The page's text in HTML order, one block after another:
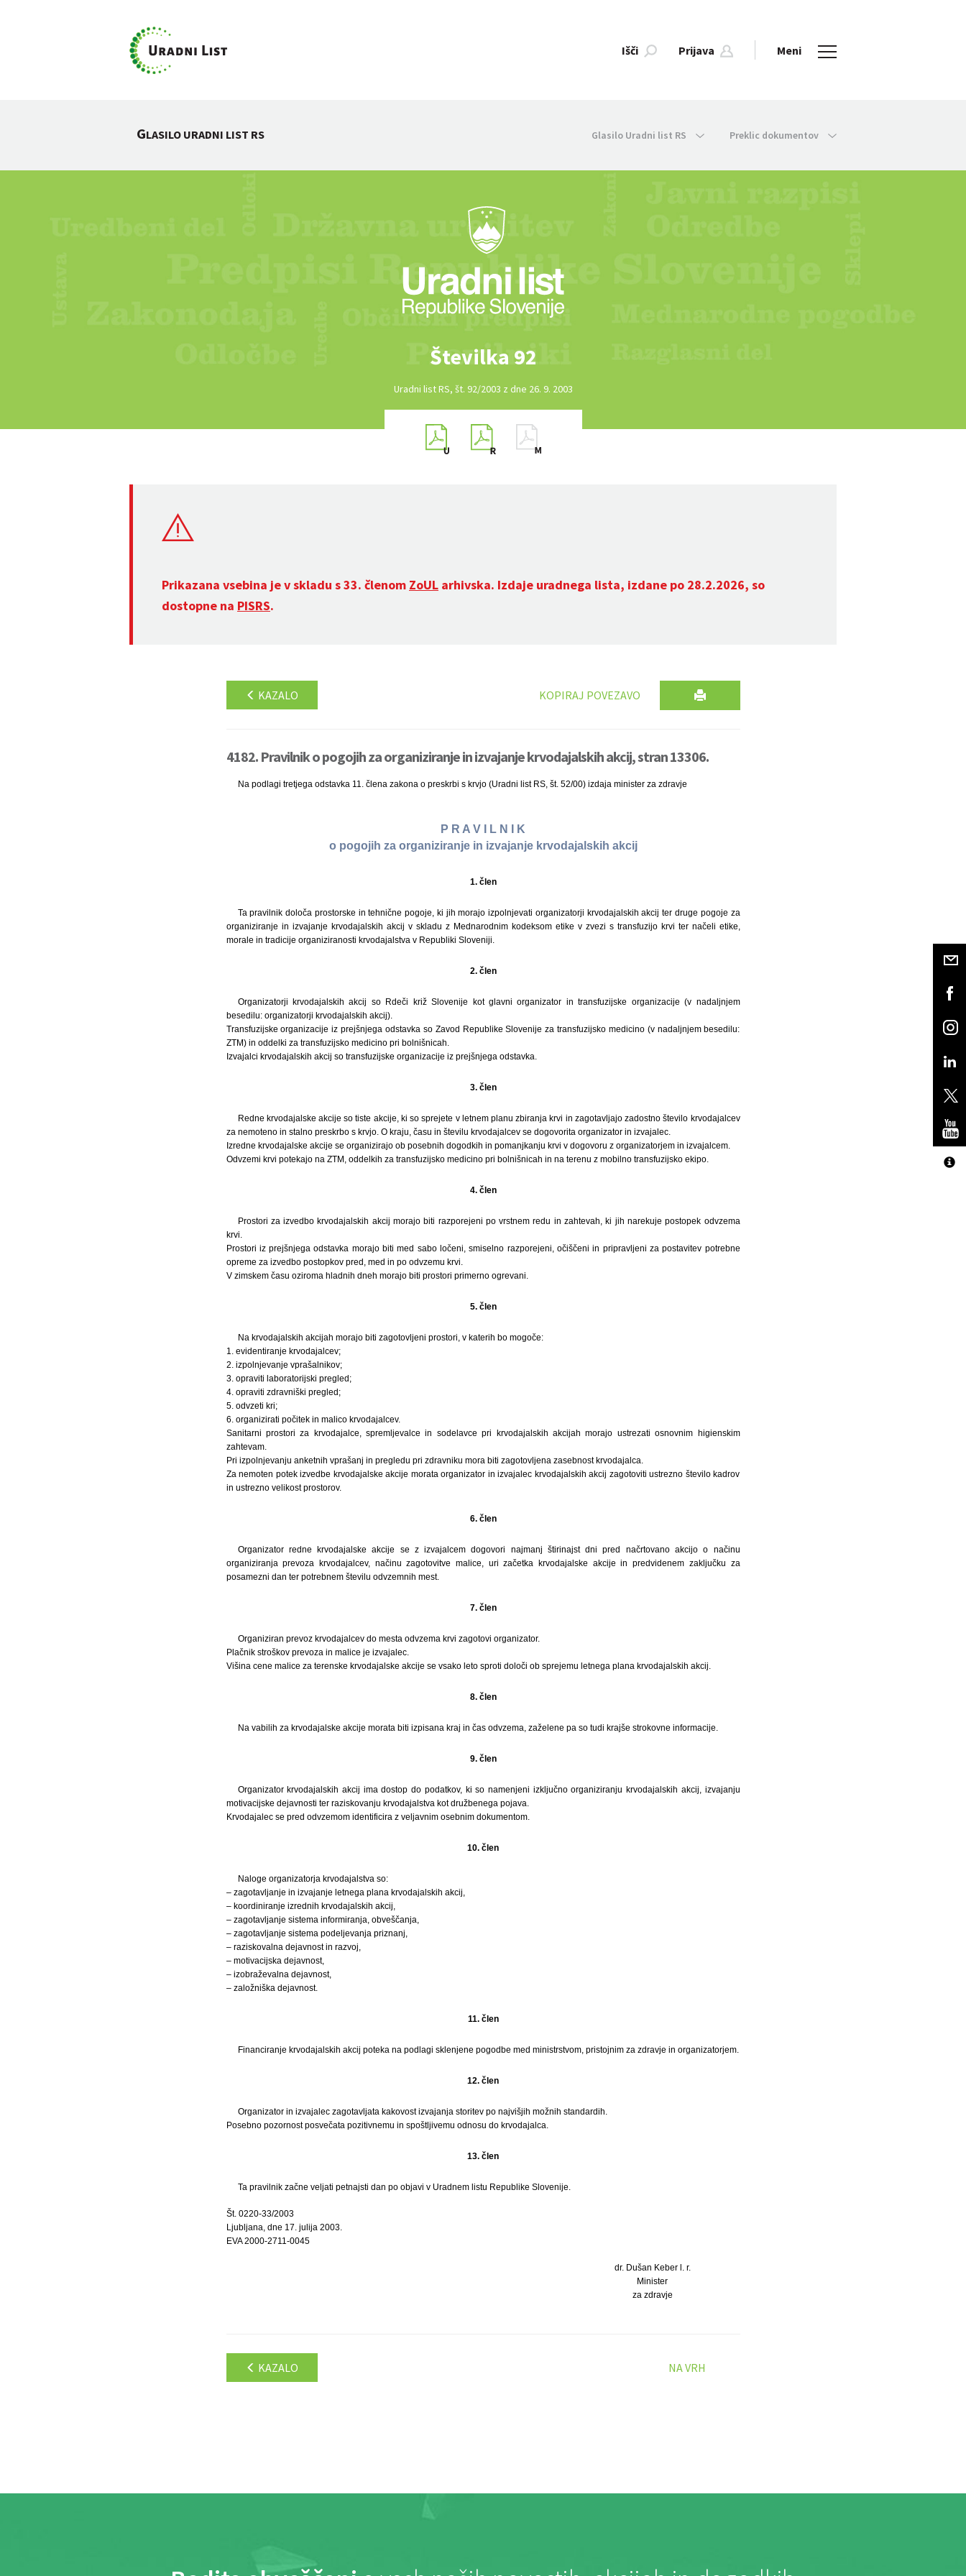
Išči Prijava Meni
GLASILO URADNI LIST RS Glasilo Uradni list RS Preklic dokumentov
Številka 92
Uradni list RS, št. 92/2003 z dne 26. 9. 2003
Prikazana vsebina je v skladu s 33. členom ZoUL arhivska. Izdaje uradnega lista, izdane po 28.2.2026, so
dostopne na PISRS.
KAZALO KOPIRAJ POVEZAVO
4182. Pravilnik o pogojih za organiziranje in izvajanje krvodajalskih akcij, stran 13306.
Na podlagi tretjega odstavka 11. člena zakona o preskrbi s krvjo (Uradni list RS, št. 52/00) izdaja minister za zdravje
P R A V I L N I K
o pogojih za organiziranje in izvajanje krvodajalskih akcij
1. člen
Ta pravilnik določa prostorske in tehnične pogoje, ki jih morajo izpolnjevati organizatorji krvodajalskih akcij ter druge pogoje za
organiziranje in izvajanje krvodajalskih akcij v skladu z Mednarodnim kodeksom etike v zvezi s transfuzijo krvi ter načeli etike,
morale in tradicije organiziranosti krvodajalstva v Republiki Sloveniji.
2. člen
Organizatorji krvodajalskih akcij so Rdeči križ Slovenije kot glavni organizator in transfuzijske organizacije (v nadaljnjem
besedilu: organizatorji krvodajalskih akcij).
Transfuzijske organizacije iz prejšnjega odstavka so Zavod Republike Slovenije za transfuzijsko medicino (v nadaljnjem besedilu:
ZTM) in oddelki za transfuzijsko medicino pri bolnišnicah.
Izvajalci krvodajalskih akcij so transfuzijske organizacije iz prejšnjega odstavka.
3. člen
Redne krvodajalske akcije so tiste akcije, ki so sprejete v letnem planu zbiranja krvi in zagotavljajo zadostno število krvodajalcev
za nemoteno in stalno preskrbo s krvjo. O kraju, času in številu krvodajalcev se dogovorita organizator in izvajalec.
Izredne krvodajalske akcije se organizirajo ob posebnih dogodkih in pomanjkanju krvi v dogovoru z organizatorjem in izvajalcem.
Odvzemi krvi potekajo na ZTM, oddelkih za transfuzijsko medicino pri bolnišnicah in na terenu z mobilno transfuzijsko ekipo.
4. člen
Prostori za izvedbo krvodajalskih akcij morajo biti razporejeni po vrstnem redu in zahtevah, ki jih narekuje postopek odvzema
krvi.
Prostori iz prejšnjega odstavka morajo biti med sabo ločeni, smiselno razporejeni, očiščeni in pripravljeni za postavitev potrebne
opreme za izvedbo postopkov pred, med in po odvzemu krvi.
V zimskem času oziroma hladnih dneh morajo biti prostori primerno ogrevani.
5. člen
Na krvodajalskih akcijah morajo biti zagotovljeni prostori, v katerih bo mogoče:
1. evidentiranje krvodajalcev;
2. izpolnjevanje vprašalnikov;
3. opraviti laboratorijski pregled;
4. opraviti zdravniški pregled;
5. odvzeti kri;
6. organizirati počitek in malico krvodajalcev.
Sanitarni prostori za krvodajalce, spremljevalce in sodelavce pri krvodajalskih akcijah morajo ustrezati osnovnim higienskim
zahtevam.
Pri izpolnjevanju anketnih vprašanj in pregledu pri zdravniku mora biti zagotovljena zasebnost krvodajalca.
Za nemoten potek izvedbe krvodajalske akcije morata organizator in izvajalec krvodajalskih akcij zagotoviti ustrezno število kadrov
in ustrezno velikost prostorov.
6. člen
Organizator redne krvodajalske akcije se z izvajalcem dogovori najmanj štirinajst dni pred načrtovano akcijo o načinu
organiziranja prevoza krvodajalcev, načinu zagotovitve malice, uri začetka krvodajalske akcije in predvidenem zaključku za
posamezni dan ter potrebnem številu odvzemnih mest.
7. člen
Organiziran prevoz krvodajalcev do mesta odvzema krvi zagotovi organizator.
Plačnik stroškov prevoza in malice je izvajalec.
Višina cene malice za terenske krvodajalske akcije se vsako leto sproti določi ob sprejemu letnega plana krvodajalskih akcij.
8. člen
Na vabilih za krvodajalske akcije morata biti izpisana kraj in čas odvzema, zaželene pa so tudi krajše strokovne informacije.
9. člen
Organizator krvodajalskih akcij ima dostop do podatkov, ki so namenjeni izključno organiziranju krvodajalskih akcij, izvajanju
motivacijske dejavnosti ter raziskovanju krvodajalstva kot družbenega pojava.
Krvodajalec se pred odvzemom identificira z veljavnim osebnim dokumentom.
10. člen
Naloge organizatorja krvodajalstva so:
– zagotavljanje in izvajanje letnega plana krvodajalskih akcij,
– koordiniranje izrednih krvodajalskih akcij,
– zagotavljanje sistema informiranja, obveščanja,
– zagotavljanje sistema podeljevanja priznanj,
– raziskovalna dejavnost in razvoj,
– motivacijska dejavnost,
– izobraževalna dejavnost,
– založniška dejavnost.
11. člen
Financiranje krvodajalskih akcij poteka na podlagi sklenjene pogodbe med ministrstvom, pristojnim za zdravje in organizatorjem.
12. člen
Organizator in izvajalec zagotavljata kakovost izvajanja storitev po najvišjih možnih standardih.
Posebno pozornost posvečata pozitivnemu in spoštljivemu odnosu do krvodajalca.
13. člen
Ta pravilnik začne veljati petnajsti dan po objavi v Uradnem listu Republike Slovenije.
Št. 0220-33/2003
Ljubljana, dne 17. julija 2003.
EVA 2000-2711-0045
dr. Dušan Keber l. r.
Minister
za zdravje
KAZALO NA VRH